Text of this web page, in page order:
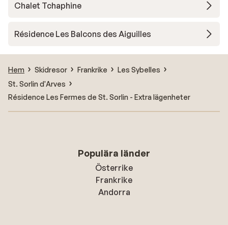
Chalet Tchaphine
Résidence Les Balcons des Aiguilles
Hem Skidresor Frankrike
Les Sybelles
St. Sorlin d'Arves
Résidence Les Fermes de St. Sorlin - Extra lägenheter
Populära länder
Österrike
Frankrike
Andorra